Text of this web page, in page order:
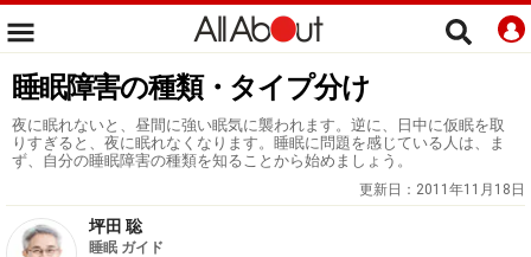
睡眠障害の種類・タイプ分け
夜に眠れないと、昼間に強い眠気に襲われます。逆に、日中に仮眠を取
りすぎると、夜に眠れなくなります。睡眠に問題を感じている人は、ま
ず、自分の睡眠障害の種類を知ることから始めましょう。
更新日： 2011年11月18日
坪田 聡
睡眠 ガイド